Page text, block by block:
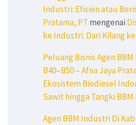
Industri: Efisien atau
Pratama, PT mengenai
ke Industri: Dari Kilang
Peluang Bisnis Agen
B40–B50 – Afna Jaya
Ekosistem Biodiesel
Sawit hingga Tangki
Agen BBM Industri Di